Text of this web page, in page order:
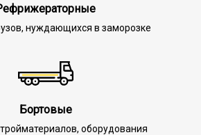
нуждающихся в заморозке
Бортовые
оборудования